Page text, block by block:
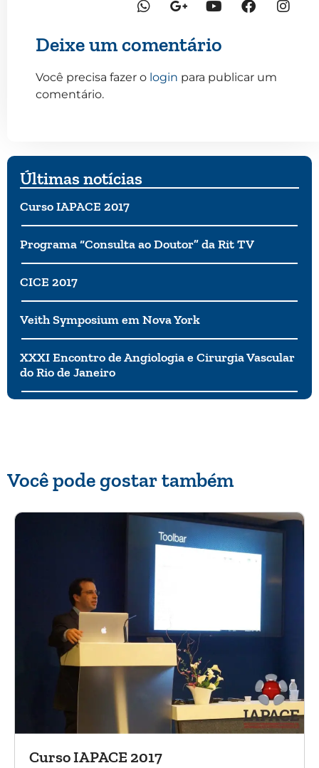
Deixe um comentário
Você precisa fazer o login para publicar um
comentário.
Últimas notícias
Curso IAPACE 2017
Programa “Consulta ao Doutor” da Rit TV
CICE 2017
Veith Symposium em Nova York
XXXI Encontro de Angiologia e Cirurgia Vascular
do Rio de Janeiro
Você pode gostar também
Curso IAPACE 2017